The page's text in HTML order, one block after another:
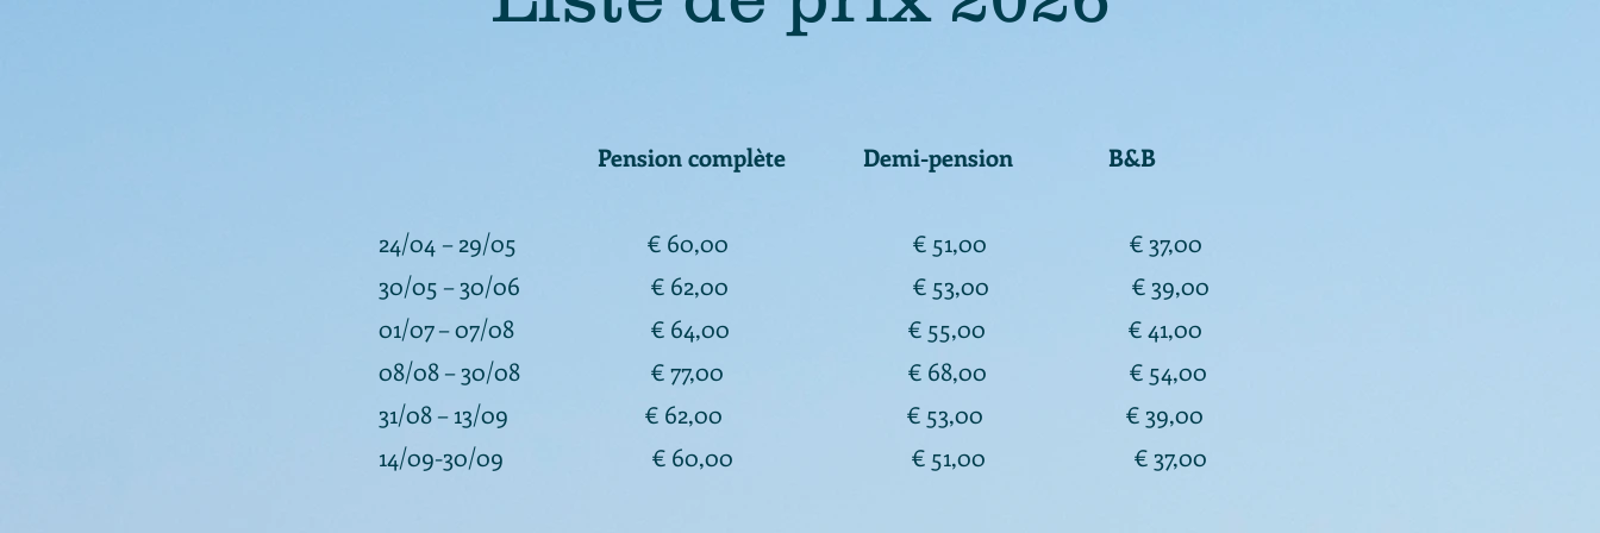
Pension complète Demi-pension B&B
24/04 – 29/05 € 60,00 € 51,00 € 37,00
30/05 – 30/06 € 62,00 € 53,00 € 39,00
01/07 – 07/08 € 64,00 € 55,00 € 41,00
08/08 – 30/08 € 77,00 € 68,00 € 54,00
31/08 – 13/09 € 62,00 € 53,00 € 39,00
14/09-30/09 € 60,00 € 51,00 € 37,00